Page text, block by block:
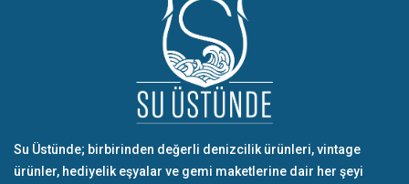
Su Üstünde; birbirinden değerli denizcilik ürünleri, vintage
ürünler, hediyelik eşyalar ve gemi maketlerine dair her şeyi